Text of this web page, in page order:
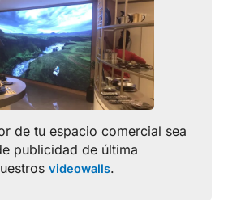
de tu espacio comercial sea
publicidad de última
videowalls.